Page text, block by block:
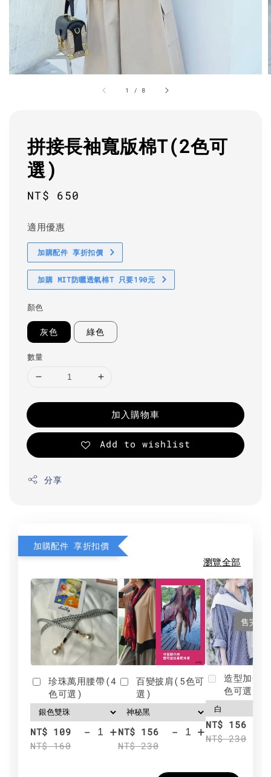
1 / 8
拼接長袖寬版棉T(2色可
選)
Regular
NT$ 650
適用優惠
加購配件 享折扣價
加購 MIT防曬透氣棉T 只要190元
顏色
灰色 綠色
數量
加入購物車
Add to wishlist
分享
加購配件 享折扣價
瀏覽全部
珍珠萬用腰帶(4
色可選)
NT$ 109
NT$ 160
- +
百變披肩(5色可
選)
NT$ 156
NT$ 230
- +
售完
造型加分
色可選)
NT$ 156
NT$ 230